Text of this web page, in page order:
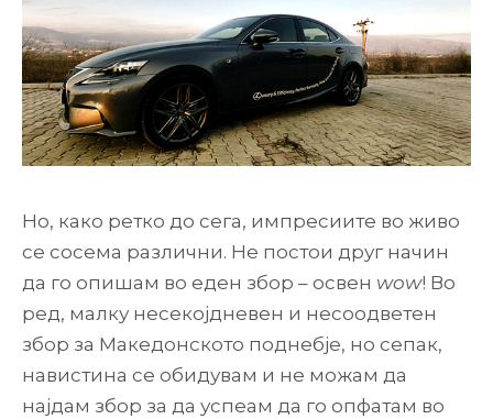
Но, како ретко до сега, импресиите во живо
се сосема различни. Не постои друг начин
да го опишам во еден збор – освен wow! Во
ред, малку несекојдневен и несоодветен
збор за Македонското поднебје, но сепак,
навистина се обидувам и не можам да
најдам збор за да успеам да го опфатам во